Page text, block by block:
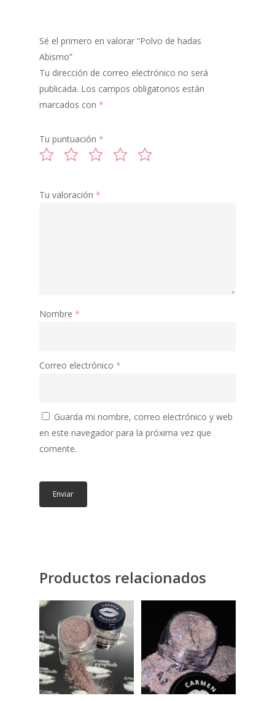
Sé el primero en valorar “Polvo de hadas
Abismo”
Tu dirección de correo electrónico no será
publicada. Los campos obligatorios están
marcados con *
Tu puntuación *
Tu valoración *
Nombre *
Correo electrónico *
Guarda mi nombre, correo electrónico y web
en este navegador para la próxima vez que
comente.
Productos relacionados
POLVO DE HADAS
GLITTER
ILUMINADORES